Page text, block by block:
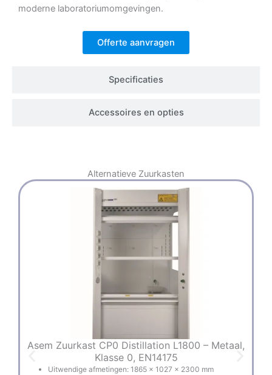
Specificaties
Accessoires en opties
moderne laboratoriumomgevingen.
Offerte aanvragen
Alternatieve Zuurkasten
Asem Zuurkast CP0 Distillation L1800 – Metaal,
Klasse 0, EN14175
Uitwendige afmetingen: 1865 × 1027 × 2300 mm